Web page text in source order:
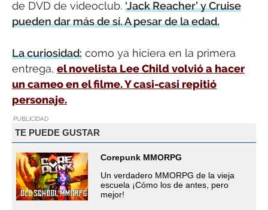
de DVD de videoclub. ‘Jack Reacher’ y Cruise
pueden dar más de sí. A pesar de la edad.
La curiosidad: como ya hiciera en la primera
entrega, el novelista Lee Child volvió a hacer
un cameo en el filme. Y casi-casi repitió
personaje.
PUBLICIDAD
TE PUEDE GUSTAR
Corepunk MMORPG
Un verdadero MMORPG de la vieja
escuela ¡Cómo los de antes, pero
mejor!